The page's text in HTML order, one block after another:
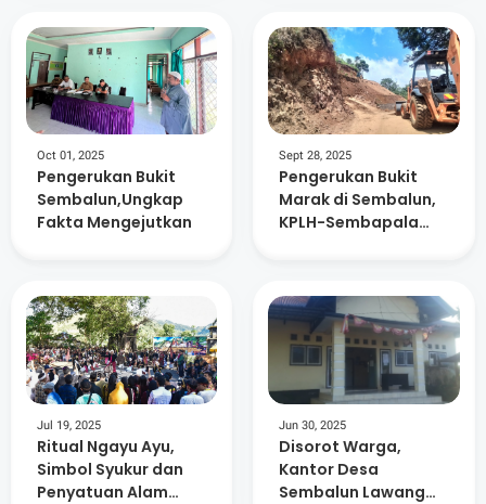
Tambahan Di
Lombok Timur
Oct 01, 2025
Pengerukan Bukit
Sembalun,Ungkap
Fakta Mengejutkan
Sept 28, 2025
Pengerukan Bukit
Marak di Sembalun,
KPLH-Sembapala
Jul 19, 2025
Ritual Ngayu Ayu,
Simbol Syukur dan
Penyatuan Alam
Jun 30, 2025
Disorot Warga,
Kantor Desa
Sembalun Lawang